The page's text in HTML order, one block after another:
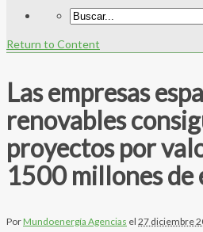
Return to Content
Las empresas
renovables
proyectos por
1500 millones de
PorMundoenergía Agencias el 27 diciembre